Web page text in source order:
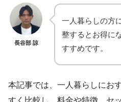
長谷部 諒
一人暮らしの方
整するとお得に
すすめです。
本記事では、一人暮らしにお
すく比較し、料金や特徴、セ